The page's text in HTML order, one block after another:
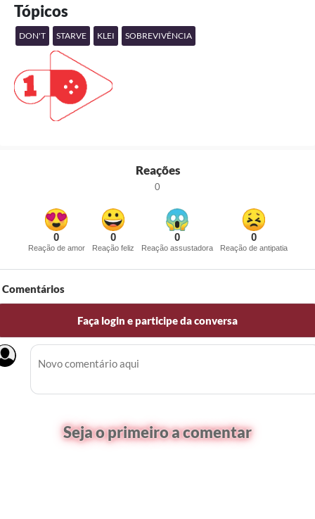
Tópicos
DON'T STARVE KLEI SOBREVIVÊNCIA
Reações
0
0
Reação de amor
0
Reação feliz
0
Reação assustadora
0
Reação de antipatia
Comentários
Faça login e participe da conversa
Seja o primeiro a comentar